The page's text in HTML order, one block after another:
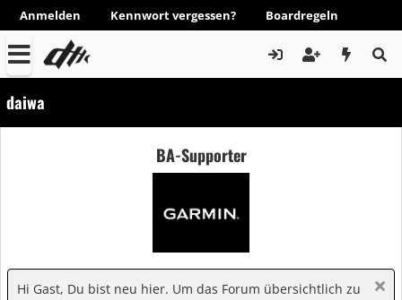
Anmelden Kennwort vergessen? Boardregeln
daiwa
BA-Supporter
Hi Gast, Du bist neu hier. Um das Forum übersichtlich zu